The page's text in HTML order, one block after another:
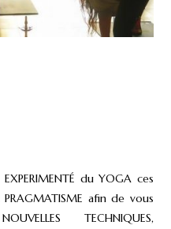
du YOGA ces
afin de vous
TECHNIQUES,